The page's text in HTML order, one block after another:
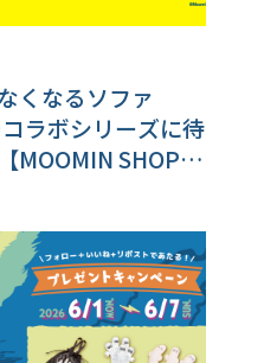
くなるソファ
ラボシリーズに待
MOOMIN SHOP